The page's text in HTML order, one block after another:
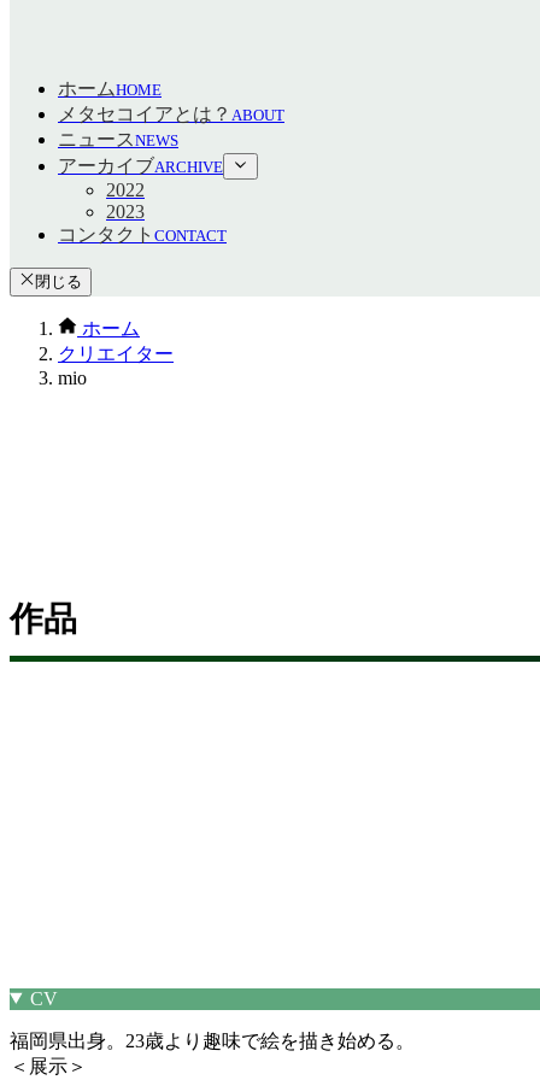
ホームHOME
メタセコイアとは？ ABOUT
ニュース NEWS
アーカイブARCHIVE
2022
2023
コンタクト CONTACT
閉じる
ホーム
クリエイター
mio
作品
CV
福岡県出身。23歳より趣味で絵を描き始める。
＜展示＞